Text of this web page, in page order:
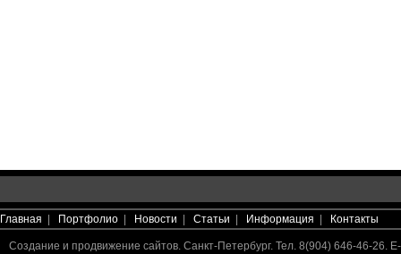
Главная Портфолио Новости Статьи Информация Контакты
Создание и продвижение сайтов. Санкт-Петербург. Тел. 8(904) 646-46-26.